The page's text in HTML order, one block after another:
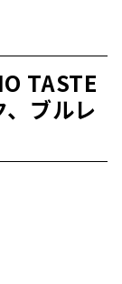
TASTE
、ブルレ